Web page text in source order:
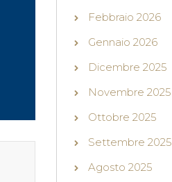
Febbraio 2026
Gennaio 2026
Dicembre 2025
Novembre 2025
Ottobre 2025
Settembre 2025
Agosto 2025